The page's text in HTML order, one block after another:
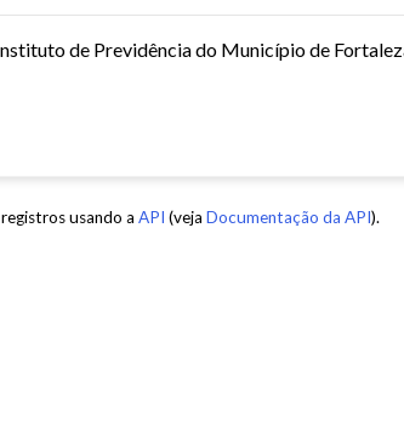
de Previdência do Município de
usando a API (veja Documentação da API).